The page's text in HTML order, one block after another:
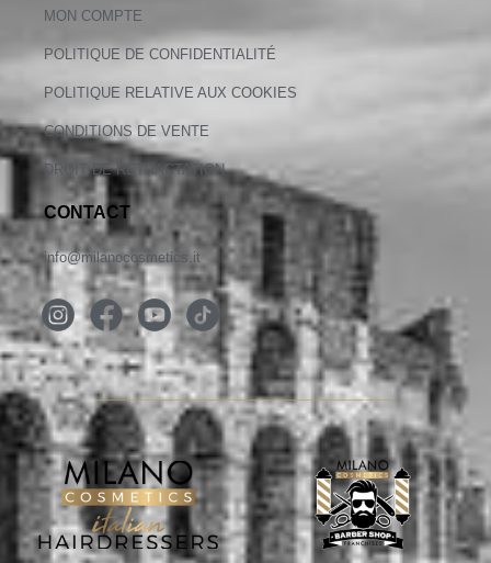
MON COMPTE
POLITIQUE DE CONFIDENTIALITÉ
POLITIQUE RELATIVE AUX COOKIES
CONDITIONS DE VENTE
DROIT DE RÉTRACTATION
CONTACT
info@milanocosmetics.it